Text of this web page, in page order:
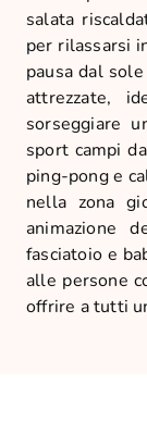
salata
per rilassarsi
pausa dal
attrezzate,
sorseggiare
sport campi
ping-pong e
nella zona
animazione
fasciatoio e
alle persone
offrire a tutti